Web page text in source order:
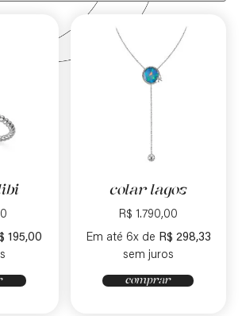
195,00
colar lagos
R$ 1.790,00
Em até 6x de R$ 298,33
sem juros
comprar